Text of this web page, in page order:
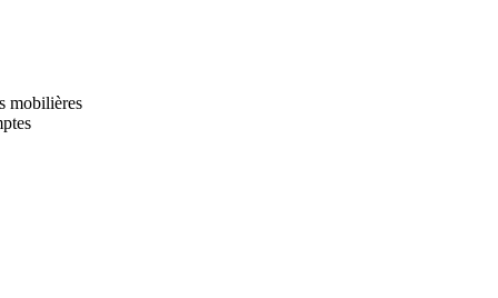
mobilières